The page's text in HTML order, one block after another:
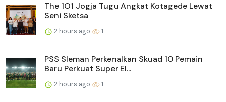
The 1O1 Jogja Tugu Angkat Kotagede Lewat
Seni Sketsa
2 hours ago 1
PSS Sleman Perkenalkan Skuad 10 Pemain
Baru Perkuat Super El...
2 hours ago 1